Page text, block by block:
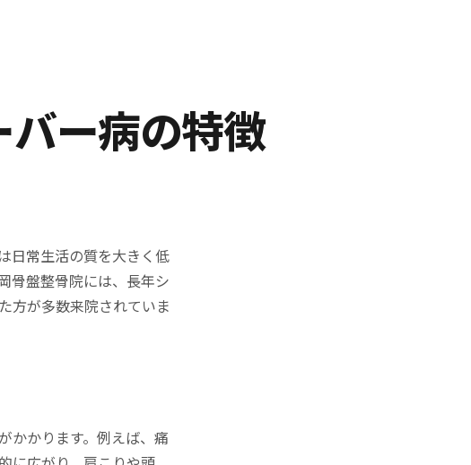
ー病の特徴
日常生活の質を大きく低
骨盤整骨院には、長年シ
方が多数来院されていま
かかります。例えば、痛